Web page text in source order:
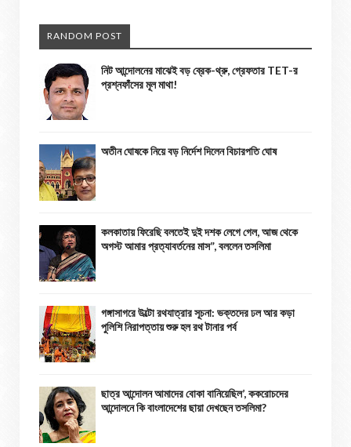
RANDOM POST
নিট আন্দোলনের মাঝেই বড় ব্রেক-থ্রু, গ্রেফতার TET-র
প্রশ্নফাঁসের মূল মাথা!
অতীন ঘোষকে নিয়ে বড় নির্দেশ দিলেন বিচারপতি ঘোষ
কলকাতায় ফিরেছি বলতেই দুই দশক লেগে গেল, আজ থেকে
অগস্ট আমার প্রত্যাবর্তনের মাস”, বললেন তসলিমা
গঙ্গাসাগরে উল্টো রথযাত্রার সূচনা: ভক্তদের ঢল আর কড়া
পুলিশি নিরাপত্তায় শুরু হল রথ টানার পর্ব
ছাত্র আন্দোলন আমাদের বোকা বানিয়েছিল’, ককরোচদের
আন্দোলনে কি বাংলাদেশের ছায়া দেখছেন তসলিমা?